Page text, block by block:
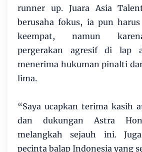
runner up. Juara Asia
berusaha fokus, ia pun
keempat, namun
pergerakan agresif di lap
menerima hukuman pinalti
lima.
“Saya ucapkan terima kasih
dan dukungan Astra
melangkah sejauh ini.
pecinta balap Indonesia yang